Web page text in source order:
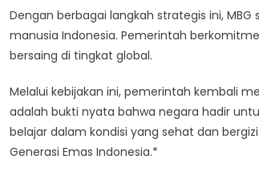
Dengan berbagai langkah strategis ini,
manusia Indonesia. Pemerintah
bersaing di tingkat global.
Melalui kebijakan ini, pemerintah kembali
adalah bukti nyata bahwa negara hadir
belajar dalam kondisi yang sehat dan
Generasi Emas Indonesia.*